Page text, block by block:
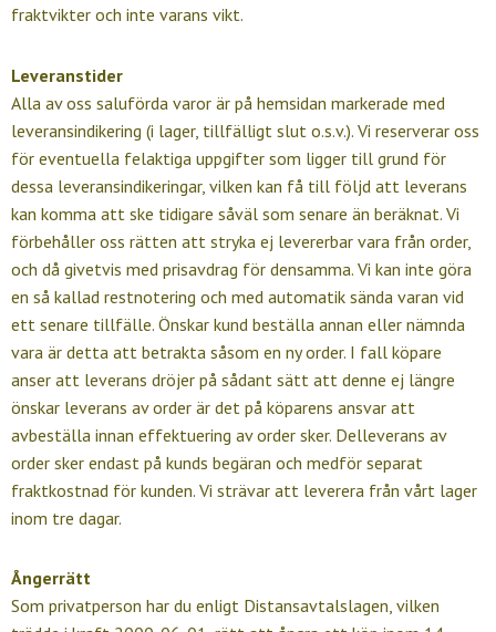
fraktvikter och inte varans vikt.
Leveranstider
Alla av oss saluförda varor är på hemsidan markerade med
leveransindikering (i lager, tillfälligt slut o.s.v.). Vi reserverar oss
för eventuella felaktiga uppgifter som ligger till grund för
dessa leveransindikeringar, vilken kan få till följd att leverans
kan komma att ske tidigare såväl som senare än beräknat. Vi
förbehåller oss rätten att stryka ej levererbar vara från order,
och då givetvis med prisavdrag för densamma. Vi kan inte göra
en så kallad restnotering och med automatik sända varan vid
ett senare tillfälle. Önskar kund beställa annan eller nämnda
vara är detta att betrakta såsom en ny order. I fall köpare
anser att leverans dröjer på sådant sätt att denne ej längre
önskar leverans av order är det på köparens ansvar att
avbeställa innan effektuering av order sker. Delleverans av
order sker endast på kunds begäran och medför separat
fraktkostnad för kunden. Vi strävar att leverera från vårt lager
inom tre dagar.
Ångerrätt
Som privatperson har du enligt Distansavtalslagen, vilken